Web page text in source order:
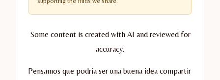
Some content is created with AI and reviewed for
accuracy.
Pensamos que podría ser una buena idea compartir